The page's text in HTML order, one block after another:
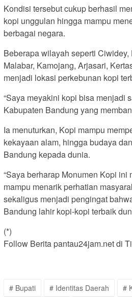
Kondisi tersebut cukup berhasil
kopi unggulan hingga mampu
berbagai negara.
Beberapa wilayah seperti
Malabar, Kamojang, Arjasari,
menjadi lokasi perkebunan kopi
“Saya meyakini kopi bisa menjadi
Kabupaten Bandung yang
Ia menuturkan, Kopi mampu
kekayaan alam, hingga budaya
Bandung kepada dunia.
“Saya berharap Monumen Kopi ini
mampu menarik perhatian
sekaligus menjadi pengingat
Bandung lahir kopi-kopi terbaik
(*)
Follow Berita pantau24jam.net di
# Bupati # Identitas Daerah #